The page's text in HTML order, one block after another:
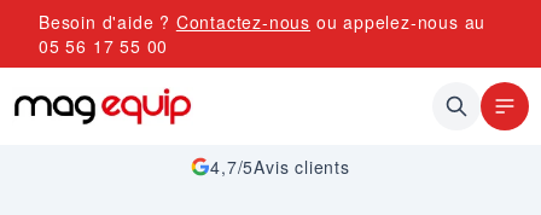
Allez au contenu
Besoin d'aide ? Contactez-nous ou appelez-nous au
05 56 17 55 00
4,7/5Avis clients